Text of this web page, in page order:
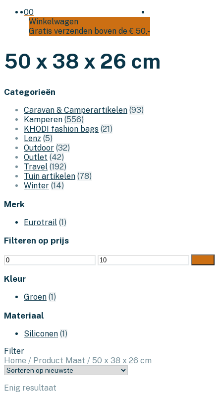
00
Winkelwagen
Gratis verzenden boven de € 50,-
50 x 38 x 26 cm
Categorieën
Caravan & Camperartikelen (93)
Kamperen (556)
KHODI fashion bags (21)
Lenz (5)
Outdoor (32)
Outlet (42)
Travel (192)
Tuin artikelen (78)
Winter (14)
Merk
Eurotrail (1)
Filteren op prijs
Min.
prijs
Max.
prijs
Kleur
Groen (1)
Materiaal
Siliconen (1)
Filter
Home / Product Maat / 50 x 38 x 26 cm
Enig resultaat